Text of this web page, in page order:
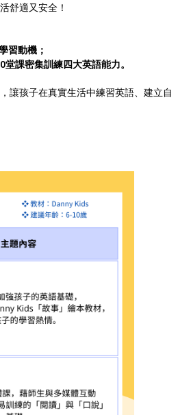
舒適又安全！
習動機；
課密集訓練四大英語能力。
讓孩子在真實生活中練習英語、建立自